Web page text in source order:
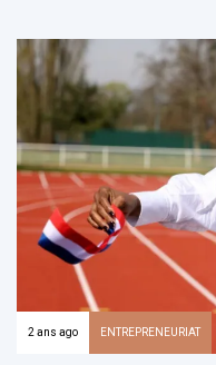
2 ans ago ENTREPRENEURIAT